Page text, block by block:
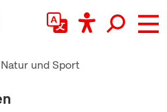
und Sport